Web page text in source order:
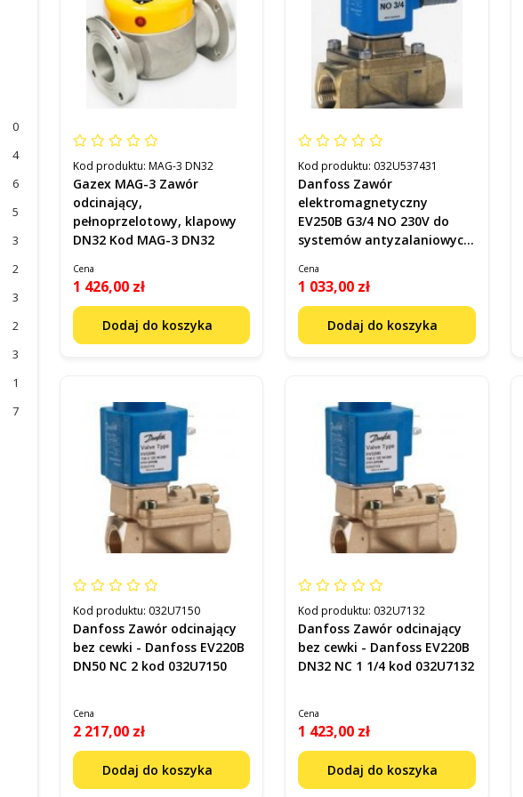
0
4
6
5
3
2
3
2
3
1
7
Kod produktu: MAG-3 DN32
Gazex MAG-3 Zawór
odcinający,
pełnoprzelotowy, klapowy
DN32 Kod MAG-3 DN32
Cena
1 426,00 zł
Dodaj do koszyka
Kod produktu: 032U537431
Danfoss Zawór
elektromagnetyczny
EV250B G3/4 NO 230V do
systemów antyzalaniowych
Cena
1 033,00 zł
Dodaj do koszyka
Kod produktu: 032U7150
Danfoss Zawór odcinający
bez cewki - Danfoss EV220B
DN50 NC 2 kod 032U7150
Cena
2 217,00 zł
Dodaj do koszyka
Kod produktu: 032U7132
Danfoss Zawór odcinający
bez cewki - Danfoss EV220B
DN32 NC 1 1/4 kod 032U7132
Cena
1 423,00 zł
Dodaj do koszyka